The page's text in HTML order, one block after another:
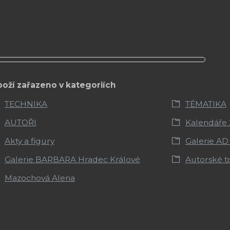
zařazeno v kategoriích
TECHNIKA
TÉMATIKA
AUTOŘI
Kalendáře
Akty a figury
Galerie
Galerie BARBARA Hradec Králové
Autorské
Mazochová Alena